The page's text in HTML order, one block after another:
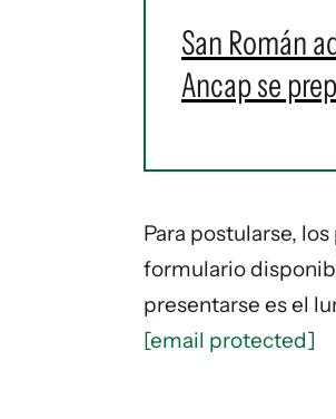
San Román
Ancap se
Para postularse,
formulario
presentarse es el
[email protected]